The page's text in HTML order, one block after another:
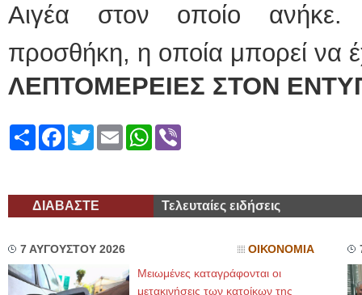
Αιγέα στον οποίο ανήκε.
προσθήκη, η οποία μπορεί να
ΛΕΠΤΟΜΕΡΕΙΕΣ ΣΤΟΝ
ShareFacebook
TwitterEmailWhatsApp
ΔΙΑΒΑΣΤΕ Τελευταίες ειδήσεις
7 ΑΥΓΟΥΣΤΟΥ 2026 ΟΙΚΟΝΟΜΙΑ
Μειωμένες καταγράφονται οι
μετακινήσεις των κατοίκων της